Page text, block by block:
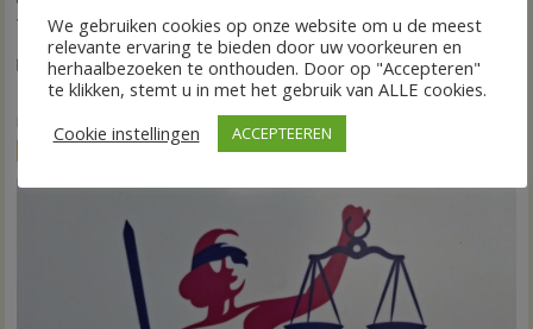
VIDEO Invloed droogte op aardappeloogst
7 augustus 2026 Wim de Jonge Reacties uitgeschakeldvoor
VIDEO
aardappeloogst
DEDEMSVAART – De extreme droogte van deze zomer laat
in de akkerbouw zijn sporen na. Vooral...
We gebruiken cookies op onze website om u de meest
relevante ervaring te bieden door uw voorkeuren en
herhaalbezoeken te onthouden. Door op "Accepteren"
te klikken, stemt u in met het gebruik van ALLE cookies.
Cookie instellingen
ACCEPTEEREN